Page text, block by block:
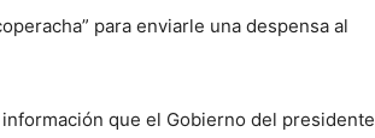
para enviarle una despensa al
que el Gobierno del presidente